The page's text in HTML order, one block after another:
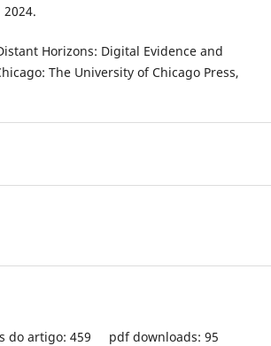
2024.
Horizons: Digital Evidence and
The University of Chicago Press,
do artigo: 459 pdf downloads: 95